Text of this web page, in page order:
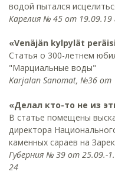
водой пытался
Карелия № 45 от 19.09.19
«Venäjän kylpylät
Статья о 300-летнем
"Марциальные воды"
Karjalan Sanomat, №36 от
«Делал кто-то не из
В статье помещены
директора
каменных сараев на
Губерния № 39 от 25.09.-
24